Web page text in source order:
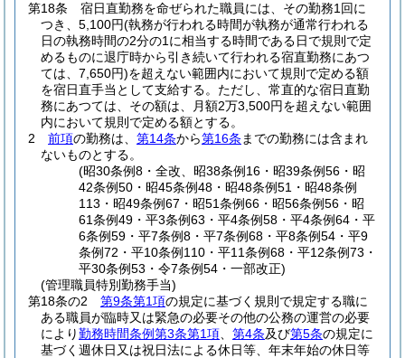
第18条
宿日直勤務を命ぜられた職員には、その勤務1回に
つき、5,100円(執務が行われる時間が執務が通常行われる
日の執務時間の2分の1に相当する時間である日で規則で定
めるものに退庁時から引き続いて行われる宿直勤務にあつ
ては、7,650円)を超えない範囲内において規則で定める額
を宿日直手当として支給する。 ただし、常直的な宿日直勤
務にあつては、その額は、月額2万3,500円を超えない範囲
内において規則で定める額とする。
2
前項の勤務は、 第14条から第16条 までの勤務には含まれ
ないものとする。
(昭30条例8・全改、昭38条例16・昭39条例56・昭
42条例50・昭45条例48・昭48条例51・昭48条例
113・昭49条例67・昭51条例66・昭56条例56・昭
61条例49・平3条例63・平4条例58・平4条例64・平
6条例59・平7条例8・平7条例68・平8条例54・平9
条例72・平10条例110・平11条例68・平12条例73・
平30条例53・令7条例54・一部改正)
(管理職員特別勤務手当)
第18条の2
第9条第1項の規定に基づく規則で規定する職に
ある職員が臨時又は緊急の必要その他の公務の運営の必要
により勤務時間条例第3条第1項 第4条及び第5条の規定に
基づく週休日又は祝日法による休日等、年末年始の休日等